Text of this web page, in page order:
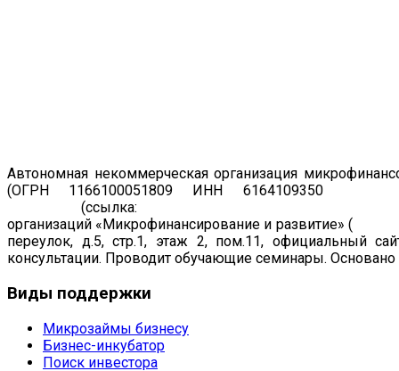
Автономная некоммерческая организация
(ОГРН 1166100051809 ИНН 6164109350
(ссылка:
организаций «Микрофинансирование и развитие» (рег.
переулок, д.5, стр.1, этаж 2, пом.11, официальный
консультации. Проводит обучающие семинары. Основано
Виды поддержки
Микрозаймы бизнесу
Бизнес-инкубатор
Поиск инвестора